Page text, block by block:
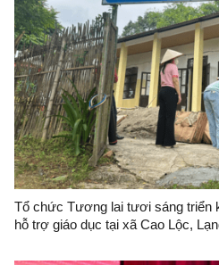
Tổ chức Tương lai tươi sáng triển
hỗ trợ giáo dục tại xã Cao Lộc,